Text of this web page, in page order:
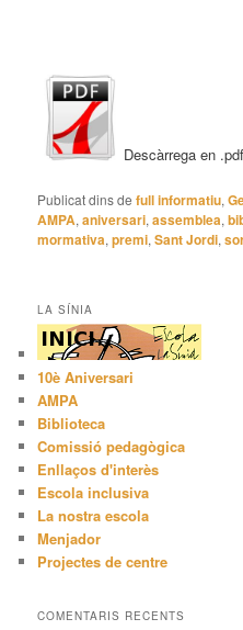
Descàrrega en .pdf
Publicat dins de full informatiu,
AMPA,aniversari,assemblea,
mormativa,premi,Sant Jordi,
LA SÍNIA
10è Aniversari
AMPA
Biblioteca
Comissió pedagògica
Enllaços d'interès
Escola inclusiva
La nostra escola
Menjador
Projectes de centre
COMENTARIS RECENTS